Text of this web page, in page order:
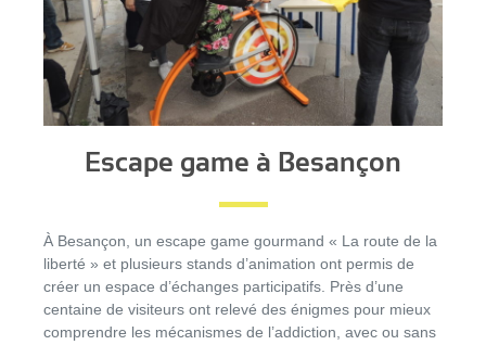
Escape game à Besançon
À Besançon, un escape game gourmand « La route de la
liberté » et plusieurs stands d’animation ont permis de
créer un espace d’échanges participatifs. Près d’une
centaine de visiteurs ont relevé des énigmes pour mieux
comprendre les mécanismes de l’addiction, avec ou sans